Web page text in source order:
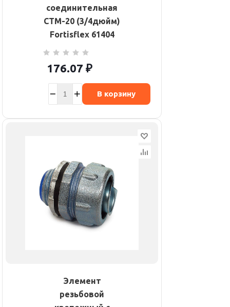
соединительная
СТМ-20 (3/4дюйм)
Fortisflex 61404
176.07 ₽
В корзину
Элемент
резьбовой